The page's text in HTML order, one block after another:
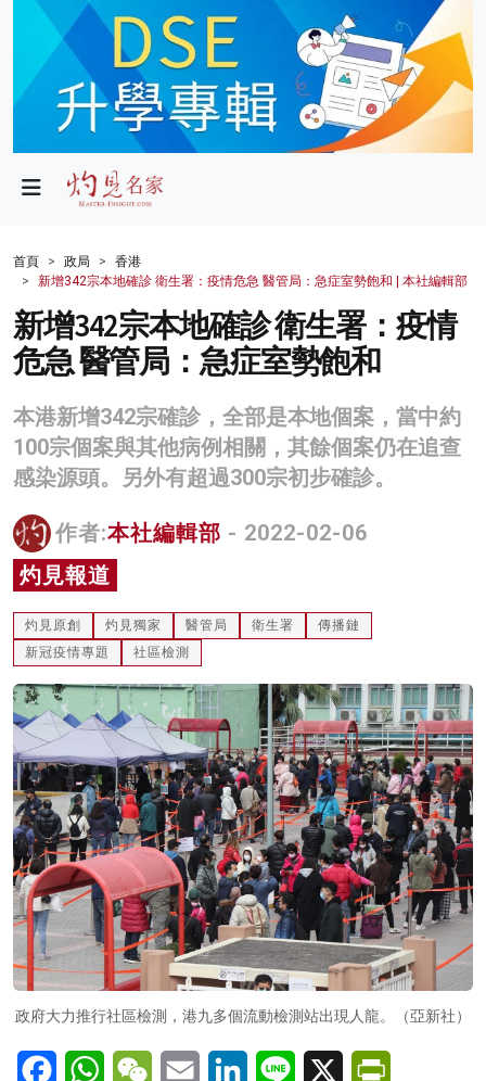
政局
財經
生活
健康
商業
科技
影片
名家榜
灼見活動
首頁 政局
香港
新增342宗本地確診 衛生署：疫情危急 醫管局：急症室勢飽和 | 本社編輯部
新增342宗本地確診 衛生署：疫情
危急 醫管局：急症室勢飽和
本港新增342宗確診，全部是本地個案，當中約
100宗個案與其他病例相關，其餘個案仍在追查
感染源頭。另外有超過300宗初步確診。
作者:本社編輯部 - 2022-02-06
灼見報道
灼見原創 灼見獨家 醫管局 衛生署
傳播鏈
新冠疫情專題
社區檢測
政府大力推行社區檢測，港九多個流動檢測站出現人龍。（亞新社）
FacebookWhatsAppWeChatEmail LinkedInLine X